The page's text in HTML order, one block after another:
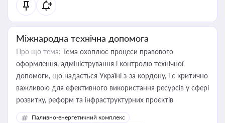
Міжнародна технічна допомога
Про що тема: Тема охоплює процеси правового
оформлення, адміністрування і контролю технічної
допомоги, що надається Україні з-за кордону, і є критично
важливою для ефективного використання ресурсів у сфері
розвитку, реформ та інфраструктурних проєктів
Паливно-енергетичний комплекс